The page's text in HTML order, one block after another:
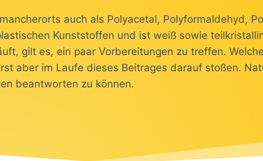
auch als Polyacetal, Polyformaldehyd,
Kunststoffen und ist weiß sowie
gilt es, ein paar Vorbereitungen zu treffen.
aber im Laufe dieses Beitrages darauf stoßen.
beantworten zu können.